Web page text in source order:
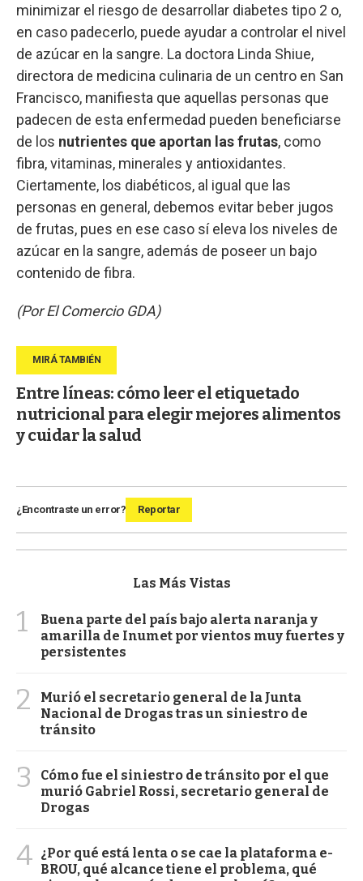
minimizar el riesgo de desarrollar diabetes tipo 2 o,
en caso padecerlo, puede ayudar a controlar el nivel
de azúcar en la sangre. La doctora Linda Shiue,
directora de medicina culinaria de un centro en San
Francisco, manifiesta que aquellas personas que
padecen de esta enfermedad pueden beneficiarse
de los nutrientes que aportan las frutas, como
fibra, vitaminas, minerales y antioxidantes.
Ciertamente, los diabéticos, al igual que las
personas en general, debemos evitar beber jugos
de frutas, pues en ese caso sí eleva los niveles de
azúcar en la sangre, además de poseer un bajo
contenido de fibra.
(Por El Comercio GDA)
Entre líneas: cómo leer el etiquetado
nutricional para elegir mejores alimentos
y cuidar la salud
¿Encontraste un error? Reportar
Las Más Vistas
1
Buena parte del país bajo alerta naranja y
amarilla de Inumet por vientos muy fuertes y
persistentes
2
Murió el secretario general de la Junta
Nacional de Drogas tras un siniestro de
tránsito
3
Cómo fue el siniestro de tránsito por el que
murió Gabriel Rossi, secretario general de
Drogas
4 ¿Por qué está lenta o se cae la plataforma e-
BROU, qué alcance tiene el problema, qué